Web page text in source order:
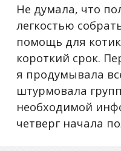
Не думала, что
легкостью
помощь для
короткий срок.
я продумывала
штурмовала
необходимой
четверг начала